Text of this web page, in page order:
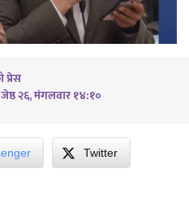
२६, मंगलवार १४:१०
Twitter